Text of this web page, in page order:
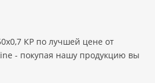
КР по лучшей цене от
- покупая нашу продукцию вы